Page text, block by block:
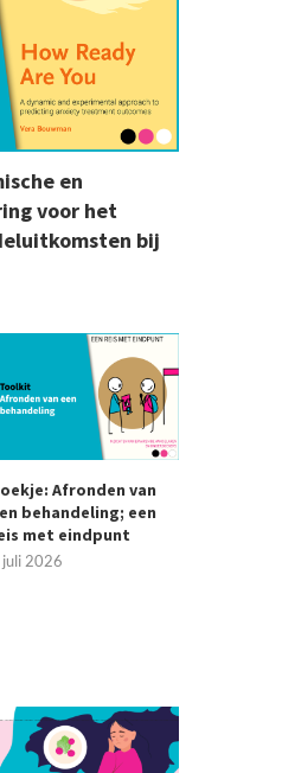
22 juni 2026
en
voor het
bij
Afronden van
behandeling; een
met eindpunt
juli 2026